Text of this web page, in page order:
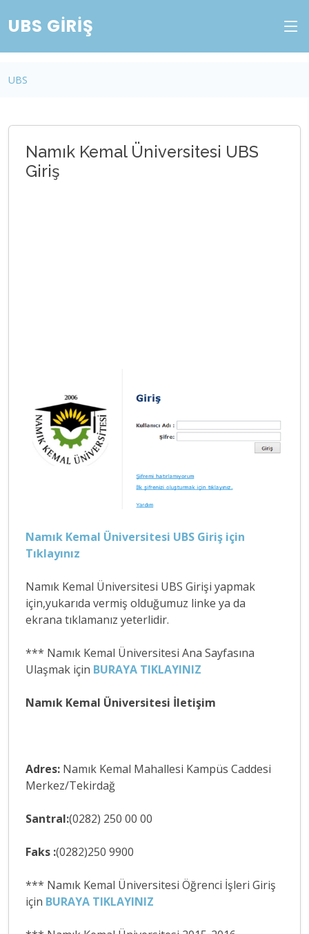
UBS GIRIŞ
UBS
Namık Kemal Üniversitesi UBS
Giriş
Namık Kemal Üniversitesi UBS Giriş için
Tıklayınız
Namık Kemal Üniversitesi UBS Girişi yapmak
için,yukarıda vermiş olduğumuz linke ya da
ekrana tıklamanız yeterlidir.
*** Namık Kemal Üniversitesi Ana Sayfasına
Ulaşmak için BURAYA TIKLAYINIZ
Namık Kemal Üniversitesi İletişim
Adres: Namık Kemal Mahallesi Kampüs Caddesi
Merkez/Tekirdağ
Santral:(0282) 250 00 00
Faks :(0282)250 9900
*** Namık Kemal Üniversitesi Öğrenci İşleri Giriş
için BURAYA TIKLAYINIZ